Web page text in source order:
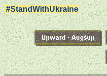
#StandWithUkraine